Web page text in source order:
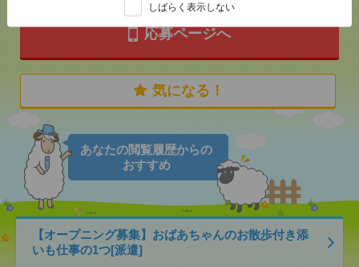
しばらく表示しない
応募ページへ
気になる！
あなたの閲覧履歴からの
おすすめ
【オープニング募集】おばあちゃんのお散歩付き添
いも仕事の1つ[派遣]